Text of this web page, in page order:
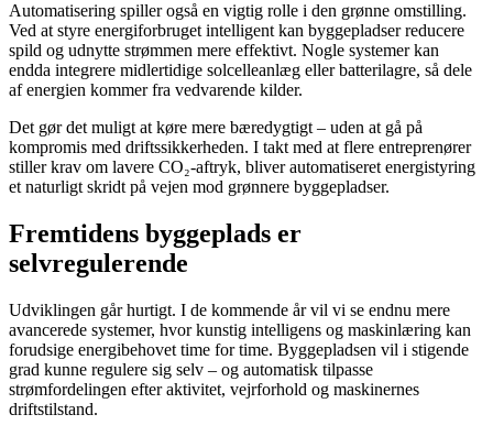
Automatisering spiller også en vigtig rolle i den grønne omstilling.
Ved at styre energiforbruget intelligent kan byggepladser reducere
spild og udnytte strømmen mere effektivt. Nogle systemer kan
endda integrere midlertidige solcelleanlæg eller batterilagre, så dele
af energien kommer fra vedvarende kilder.
Det gør det muligt at køre mere bæredygtigt – uden at gå på
kompromis med driftssikkerheden. I takt med at flere entreprenører
stiller krav om lavere CO₂-aftryk, bliver automatiseret energistyring
et naturligt skridt på vejen mod grønnere byggepladser.
Fremtidens byggeplads er
selvregulerende
Udviklingen går hurtigt. I de kommende år vil vi se endnu mere
avancerede systemer, hvor kunstig intelligens og maskinlæring kan
forudsige energibehovet time for time. Byggepladsen vil i stigende
grad kunne regulere sig selv – og automatisk tilpasse
strømfordelingen efter aktivitet, vejrforhold og maskinernes
driftstilstand.